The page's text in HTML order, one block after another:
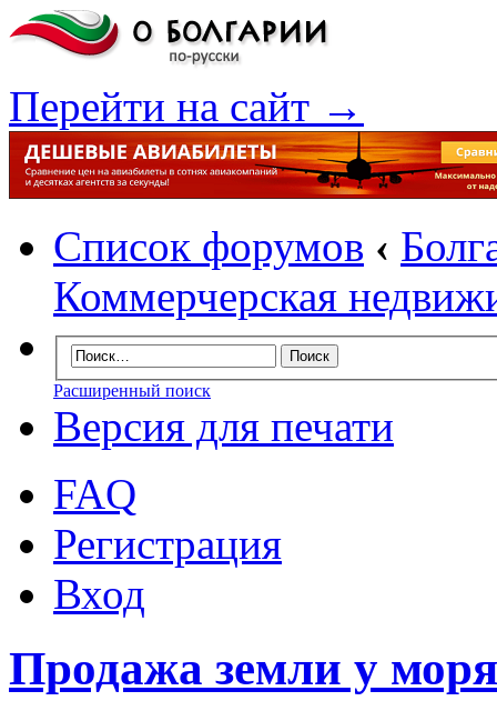
Перейти на сайт →
Список форумов ‹
Коммерчерская
Расширенный поиск
Версия для печати
FAQ
Регистрация
Вход
Продажа земли у